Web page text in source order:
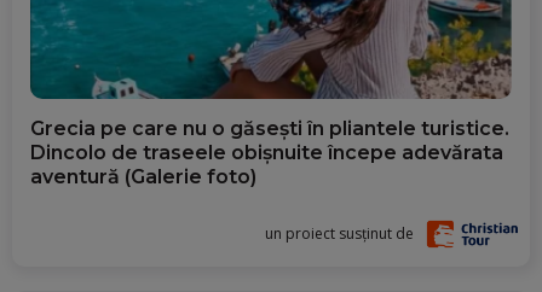
Grecia pe care nu o găsești în pliantele turistice.
Dincolo de traseele obișnuite începe adevărata
aventură (Galerie foto)
un proiect susținut de